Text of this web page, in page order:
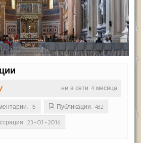
не в сети 4 месяца
15 Публикации: 432
23-01-2016